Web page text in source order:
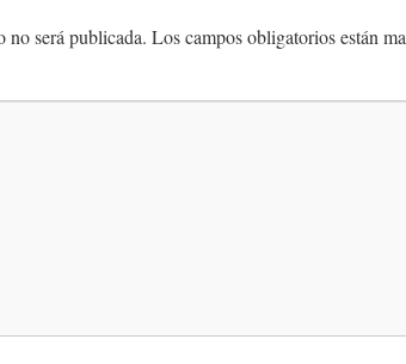
no será publicada. Los campos obligatorios están